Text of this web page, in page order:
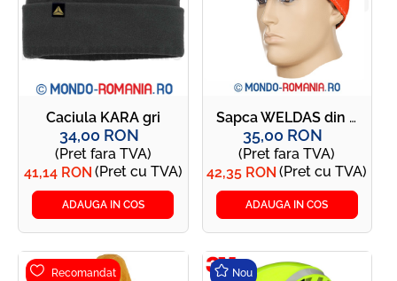
Caciula KARA gri
34,00 RON
(Pret fara TVA)
41,14 RON (Pret cu TVA)
ADAUGA IN COS
Sapca WELDAS din doc ignifug pentru sudori - WELDAS FIRE FOX sapca orange 23-4514
35,00 RON
(Pret fara TVA)
42,35 RON (Pret cu TVA)
ADAUGA IN COS
Recomandat Nou